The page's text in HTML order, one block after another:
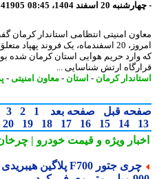
20 اسفند 1404، 08:45
81041905
امنیتی انتظامی استاندار کرمان گفت:
امروز، 20 اسفندماه، یک فروند پهپاد متعلق
حریم هوایی استان کرمان شده بود،
ارتش شناسایی ...
کرمان -استان-معاون امنیتی-
قبل صفحه بعد 1
2
3
4
14
15
16
17
18
19
20
ویژهو قیمت خودرو | چرخان